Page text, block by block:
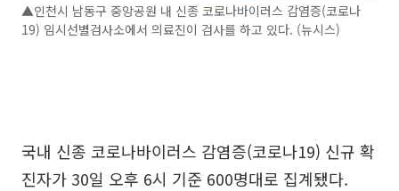
▲인천시 남동구 중앙공원 내 신종 코로나바이러스 감염증(코로나
19) 임시선별검사소에서 의료진이 검사를 하고 있다. (뉴시스)
국내 신종 코로나바이러스 감염증(코로나19) 신규 확
진자가 30일 오후 6시 기준 600명대로 집계됐다.